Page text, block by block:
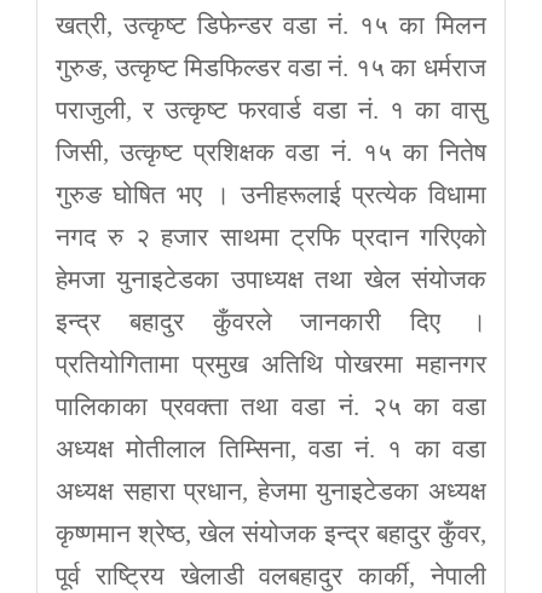
खत्री, उत्कृष्ट डिफेन्डर वडा नं. १५ का मिलन
गुरुङ, उत्कृष्ट मिडफिल्डर वडा नं. १५ का धर्मराज
पराजुली, र उत्कृष्ट फरवार्ड वडा नं. १ का वासु
जिसी, उत्कृष्ट प्रशिक्षक वडा नं. १५ का नितेष
गुरुङ घोषित भए । उनीहरूलाई प्रत्येक विधामा
नगद रु २ हजार साथमा ट्रफि प्रदान गरिएको
हेमजा युनाइटेडका उपाध्यक्ष तथा खेल संयोजक
इन्द्र बहादुर कुँवरले जानकारी दिए ।
प्रतियोगितामा प्रमुख अतिथि पोखरमा महानगर
पालिकाका प्रवक्ता तथा वडा नं. २५ का वडा
अध्यक्ष मोतीलाल तिम्सिना, वडा नं. १ का वडा
अध्यक्ष सहारा प्रधान, हेजमा युनाइटेडका अध्यक्ष
कृष्णमान श्रेष्ठ, खेल संयोजक इन्द्र बहादुर कुँवर,
पूर्व राष्ट्रिय खेलाडी वलबहादुर कार्की, नेपाली